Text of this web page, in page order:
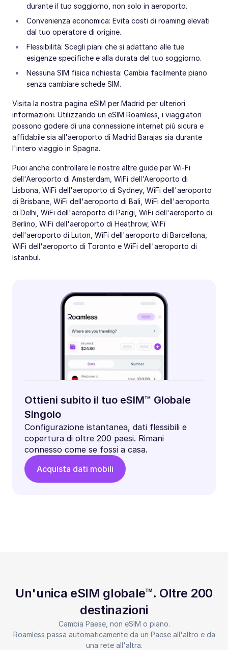
durante il tuo soggiorno, non solo in aeroporto.
Convenienza economica: Evita costi di roaming elevati
dal tuo operatore di origine.
Flessibilità: Scegli piani che si adattano alle tue
esigenze specifiche e alla durata del tuo soggiorno.
Nessuna SIM fisica richiesta: Cambia facilmente piano
senza cambiare schede SIM.
Visita la nostra pagina eSIM per Madrid per ulteriori
informazioni. Utilizzando un eSIM Roamless, i viaggiatori
possono godere di una connessione internet più sicura e
affidabile sia all'aeroporto di Madrid Barajas sia durante
l'intero viaggio in Spagna.
Puoi anche controllare le nostre altre guide per Wi-Fi
dell'Aeroporto di Amsterdam, WiFi dell'Aeroporto di
Lisbona, WiFi dell'aeroporto di Sydney, WiFi dell'aeroporto
di Brisbane, WiFi dell'aeroporto di Bali, WiFi dell'aeroporto
di Delhi, WiFi dell'aeroporto di Parigi, WiFi dell'aeroporto di
Berlino, WiFi dell'aeroporto di Heathrow, WiFi
dell'aeroporto di Luton, WiFi dell'aeroporto di Barcellona,
WiFi dell'aeroporto di Toronto e WiFi dell'aeroporto di
Istanbul.
Ottieni subito il tuo eSIM™ Globale
Singolo
Configurazione istantanea, dati flessibili e
copertura di oltre 200 paesi. Rimani
connesso come se fossi a casa.
Acquista dati mobili
Un'unica eSIM globale™. Oltre 200
destinazioni
Cambia Paese, non eSIM o piano.
Roamless passa automaticamente da un Paese all'altro e da
una rete all'altra.